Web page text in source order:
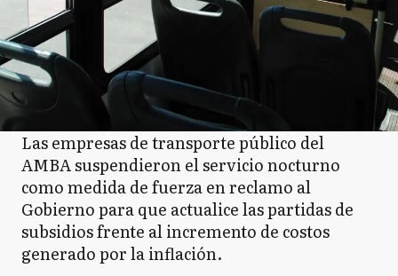
CP Coronel Pringles
CR Coronel Rosales
CS Coronel Suarez
D Daireaux
Las empresas de transporte público del
AMBA suspendieron el servicio nocturno
como medida de fuerza en reclamo al
Gobierno para que actualice las partidas de
subsidios frente al incremento de costos
generado por la inflación.